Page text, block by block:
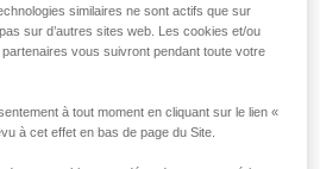
similaires ne sont actifs que sur
sur d’autres sites web. Les cookies et/ou
vous suivront pendant toute votre
à tout moment en cliquant sur le lien «
à cet effet en bas de page du Site.